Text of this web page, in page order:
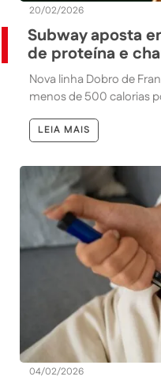
20/02/2026
Subway aposta
de proteína e
Nova linha Dobro de
menos de 500 calorias
LEIA MAIS
04/02/2026